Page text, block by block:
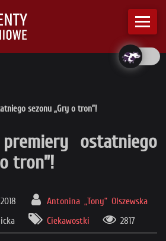
sezonu „Gry o tron”!
ostatniego
tron”!
Antonina „Tony” Olszewska
Ciekawostki 2817